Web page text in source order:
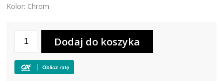
Kolor: Chrom